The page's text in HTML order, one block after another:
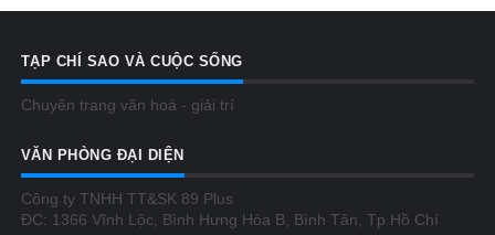
TẠP CHÍ SAO VÀ CUỘC SỐNG
Chuyên trang văn hoá - giải trí
VĂN PHÒNG ĐẠI DIỆN
Công ty TNHH TT&SK 89 Plus
ĐC: 1366 Vĩnh Lộc, Bình Hưng Hòa B, Bình Tân, Tp Hồ Chí